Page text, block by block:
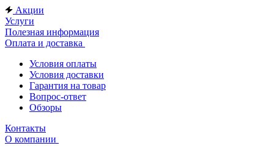
Акции
Услуги
Полезная информация
Оплата и доставка
Условия оплаты
Условия доставки
Гарантия на товар
Вопрос-ответ
Обзоры
Контакты
О компании